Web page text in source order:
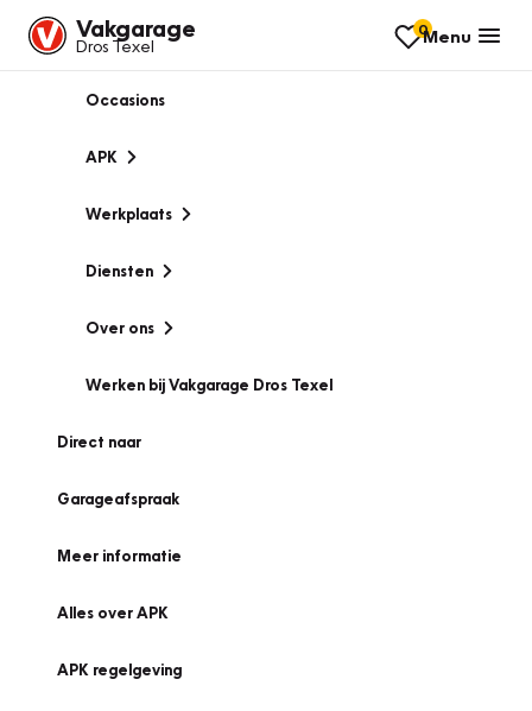
Vakgarage
Dros Texel
0Menu
Occasions
APK
Werkplaats
Diensten
Over ons
Werken bij Vakgarage Dros Texel
Direct naar
Garageafspraak
Meer informatie
Alles over APK
APK regelgeving